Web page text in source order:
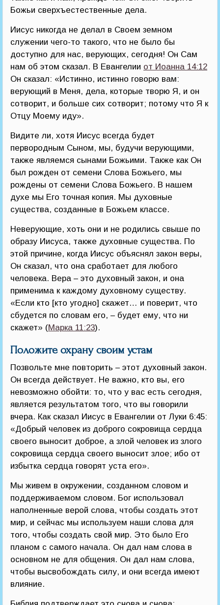
Божьи сверхъестественные дела.
Иисус никогда не делал в Своем земном
служении чего-то такого, что не было бы
доступно для нас, верующих, сегодня! Он Сам
нам об этом сказал. В Евангелии от Иоанна 14:12
Он сказал: «Истинно, истинно говорю вам:
верующий в Меня, дела, которые творю Я, и он
сотворит, и больше сих сотворит; потому что Я к
Отцу Моему иду».
Видите ли, хотя Иисус всегда будет
первородным Сыном, мы, будучи верующими,
также являемся сынами Божьими. Также как Он
был рожден от семени Слова Божьего, мы
рождены от семени Слова Божьего. В нашем
духе мы Его точная копия. Мы духовные
существа, созданные в Божьем классе.
Неверующие, хоть они и не родились свыше по
образу Иисуса, также духовные существа. По
этой причине, когда Иисус объяснял закон веры,
Он сказал, что она сработает для любого
человека. Вера – это духовный закон, и она
применима к каждому духовному существу.
«Если кто [кто угодно] скажет… и поверит, что
сбудется по словам его, – будет ему, что ни
скажет» (Марка 11:23).
Положите охрану своим устам
Позвольте мне повторить – этот духовный закон.
Он всегда действует. Не важно, кто вы, его
невозможно обойти: то, что у вас есть сегодня,
является результатом того, что вы говорили
вчера. Как сказал Иисус в Евангелии от Луки 6:45:
«Добрый человек из доброго сокровища сердца
своего выносит доброе, а злой человек из злого
сокровища сердца своего выносит злое; ибо от
избытка сердца говорят уста его».
Мы живем в окружении, созданном словом и
поддерживаемом словом. Бог использовал
наполненные верой слова, чтобы создать этот
мир, и сейчас мы используем наши слова для
того, чтобы создать свой мир. Это было Его
планом с самого начала. Он дал нам слова в
основном не для общения. Он дал нам слова,
чтобы высвобождать силу, и они всегда имеют
влияние.